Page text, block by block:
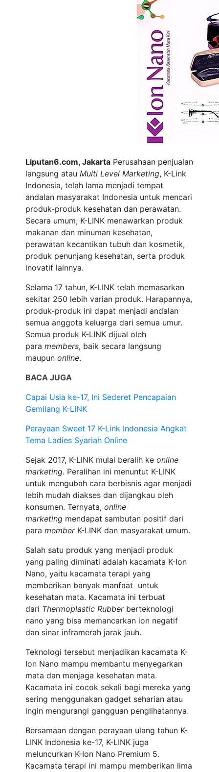
Liputan6.com, Jakarta Perusahaan penjualan
langsung atauMulti Level Marketing, K-Link
Indonesia, telah lama menjadi tempat
andalan masyarakat Indonesia untuk mencari
produk-produk kesehatan dan perawatan.
Secara umum, K-LINK menawarkan produk
makanan dan minuman kesehatan,
perawatan kecantikan tubuh dan kosmetik,
produk penunjang kesehatan, serta produk
inovatif lainnya.
Selama 17 tahun, K-LINK telah memasarkan
sekitar 250 lebih varian produk. Harapannya,
produk-produk ini dapat menjadi andalan
semua anggota keluarga dari semua umur.
Semua produk K-LINK dijual oleh
paramembers, baik secara langsung
maupun online.
BACA JUGA
Capai Usia ke-17, Ini Sederet Pencapaian
Gemilang K-LINK
Perayaan Sweet 17 K-Link Indonesia Angkat
Tema Ladies Syariah Online
Sejak 2017, K-LINK mulai beralih keonline
marketing. Peralihan ini menuntut K-LINK
untuk mengubah cara berbisnis agar menjadi
lebih mudah diakses dan dijangkau oleh
konsumen. Ternyata, online
marketing mendapat sambutan positif dari
paramemberK-LINK dan masyarakat umum.
Salah satu produk yang menjadi produk
yang paling diminati adalah kacamata K-Ion
Nano, yaitu kacamata terapi yang
memberikan banyak manfaat untuk
kesehatan mata. Kacamata ini terbuat
dari Thermoplastic Rubberberteknologi
nano yang bisa memancarkan ion negatif
dan sinar inframerah jarak jauh.
Teknologi tersebut menjadikan kacamata K-
Ion Nano mampu membantu menyegarkan
mata dan menjaga kesehatan mata.
Kacamata ini cocok sekali bagi mereka yang
sering menggunakan gadget seharian atau
ingin mengurangi gangguan penglihatannya.
Bersamaan dengan perayaan ulang tahun K-
LINK Indonesia ke-17, K-LINK juga
meluncurkan K-Ion Nano Premium 5.
Kacamata terapi ini mampu memberikan lima